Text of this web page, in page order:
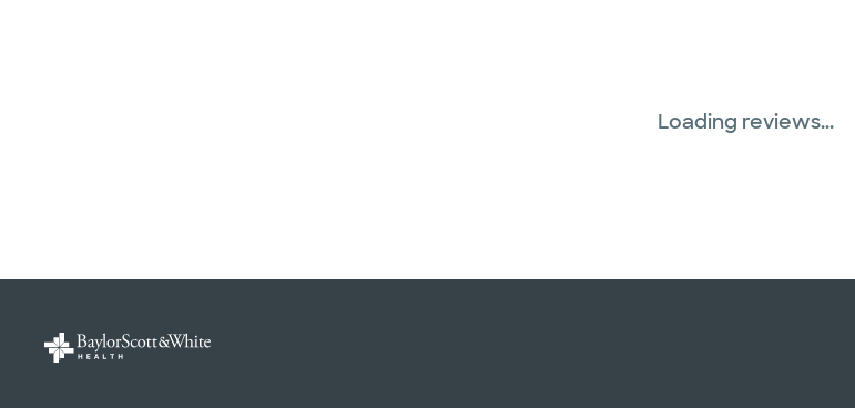
Loading reviews...